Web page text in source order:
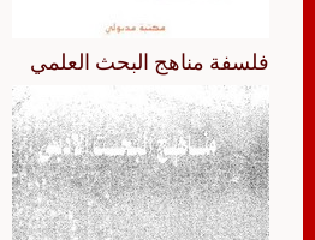
فلسفة مناهج البحث العلمي